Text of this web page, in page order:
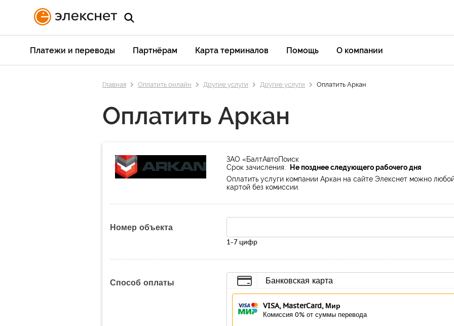
Платежи и переводы Партнёрам Карта терминалов Помощь О компании
Главная Оплатить онлайн Другие услуги Другие услуги Оплатить Аркан
Оплатить Аркан
ЗАО «БалтАвтоПоиск
Срок зачисления:
Не позднее следующего рабочего дня
Оплатить услуги компании Аркан на сайте Элекснет можно
картой без комиссии.
Номер объекта
1-7 цифр
Способ оплаты Банковская карта
VISA, MasterCard, Мир
Комиссия 0% от суммы перевода